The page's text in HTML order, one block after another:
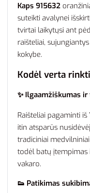
Kaps 915632
suteikti avalynei
tvirtai laikytųsi ant
raišteliai,
kokybe.
Kodėl verta
✨ Ilgaamžiškumas
Raišteliai pagaminti iš
itin atsparūs
tradiciniai
todėl batų įtempimas
vakaro.
👟 Patikimas